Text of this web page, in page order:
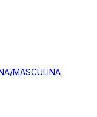
MASCULINA